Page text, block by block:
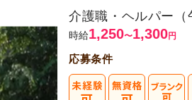
介護職・ヘルパー（
時給1,250〜1,300円
応募条件